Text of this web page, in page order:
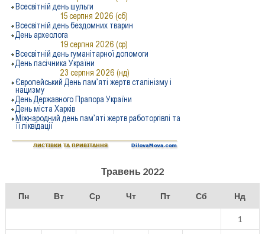
Травень 2022
Пн Вт Ср Чт Пт Сб Нд
1